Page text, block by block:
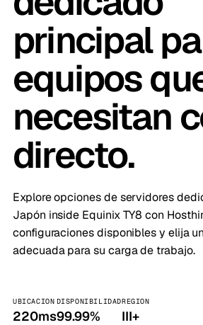
principal
equipos
necesitan
directo.
Explore opciones de servidores
Japón inside Equinix TY8 con
configuraciones disponibles y elija
adecuada para su carga de trabajo.
UBICACION
220ms
DISPONIBILIDAD
99.99%
REGION
III+